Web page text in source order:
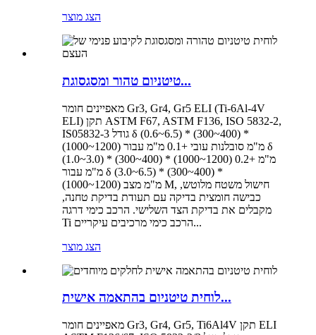
הצג מוצר
טיטניום טהור ומסגסוגת...
מאפיינים חומר Gr3, Gr4, Gr5 ELI (Ti-6Al-4V
ELI) תקן ASTM F67, ASTM F136, ISO 5832-2,
IS05832-3 גודל δ (0.6~6.5) * (300~400) *
(1000~1200) מ"מ סובלנות עובי +0.1 מ"מ עבור δ
(1.0~3.0) * (300~400) * (1000~1200) מ"מ +0.2
מ"מ עבור δ (3.0~6.5) * (300~400) *
(1000~1200) מ"מ מצב M, חישול משטח מלוטש,
כבישה חומצית בדיקה עם תעודת בדיקת טחנה,
מקבלים את בדיקת הצד השלישי. הרכב כימי דרגה
Ti הרכב כימי מרכיבים עיקריים...
הצג מוצר
לוחית טיטניום בהתאמה אישית...
מאפיינים חומר Gr3, Gr4, Gr5, Ti6Al4V תקן ELI